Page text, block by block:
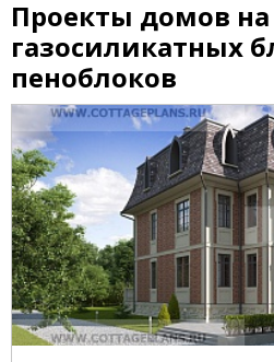
Проекты домов
газосиликатных
пеноблоков